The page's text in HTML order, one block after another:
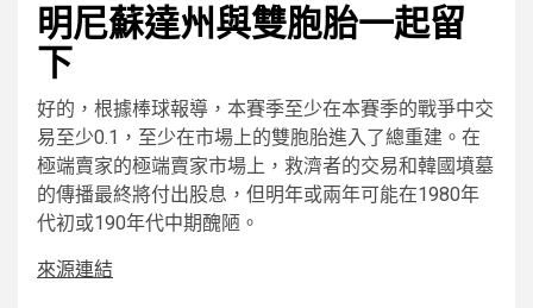
明尼蘇達州與雙胞胎一起留
下
好的，根據棒球報導，本賽季至少在本賽季的戰爭中交
易至少0.1，至少在市場上的雙胞胎進入了總重建。在
極端賣家的極端賣家市場上，救濟者的交易和韓國墳墓
的傳播最終將付出股息，但明年或兩年可能在1980年
代初或190年代中期醜陋。
來源連結